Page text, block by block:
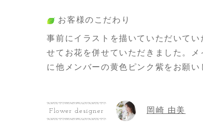
お客様のこだわり
事前にイラストを描いていただいて
せてお花を併せていただきました。
に他メンバーの黄色ピンク紫をお願い
お客様の想い
私の大好きな推しの声優さんがゲスト
Flower designer 岡崎 由美